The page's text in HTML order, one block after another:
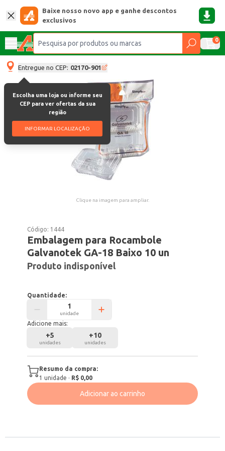
Baixe nosso novo app e ganhe descontos
exclusivos
0
Entregue no CEP: 02170-901
Escolha uma loja ou informe seu
CEP para ver ofertas da sua
região
INFORMAR LOCALIZAÇÃO
Clique na imagem para ampliar.
Código: 1444
Embalagem para Rocambole
Galvanotek GA-18 Baixo 10 un
Produto indisponível
Quantidade:
unidade
Adicione mais:
+5
unidades
+10
unidades
Resumo da compra:
1 unidade · R$ 0,00
Adicionar ao carrinho